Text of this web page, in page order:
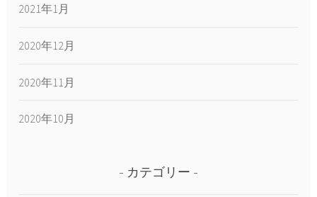
2021年1月
2020年12月
2020年11月
2020年10月
カテゴリー